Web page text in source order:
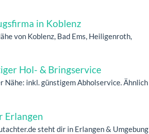
in Koblenz
von Koblenz, Bad Ems, Heiligenroth,
Hol- & Bringservice
Nähe: inkl. günstigem Abholservice. Ähnlich
Erlangen
steht dir in Erlangen & Umgebung